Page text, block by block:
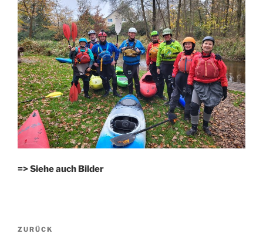
=> Siehe auch Bilder
Beitragsnavigation
Vorheriger
ZURÜCK